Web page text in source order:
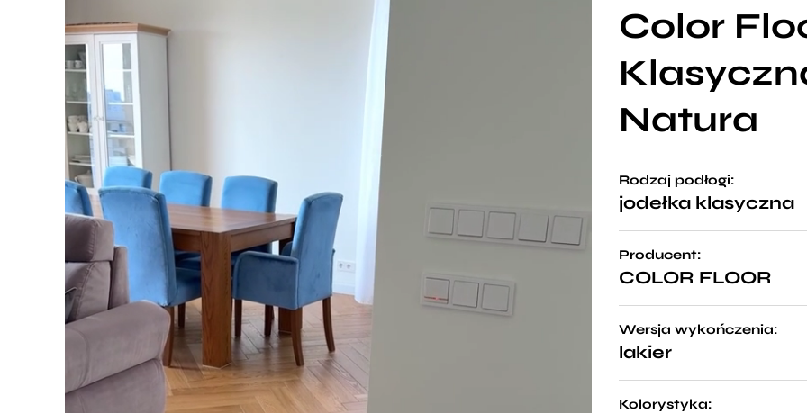
Color
Natura
Rodzaj podłogi:
jodełka klasyczna
Producent:
COLOR FLOOR
Wersja wykończenia:
lakier
Kolorystyka: